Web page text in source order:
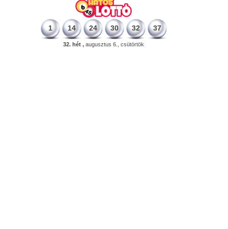
1 14 24 30 32 37
32. hét , augusztus 6., csütörtök